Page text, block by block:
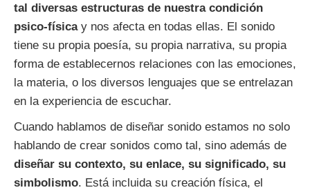
tal diversas estructuras de nuestra condición
psico-físicay nos afecta en todas ellas. El sonido
tiene su propia poesía, su propia narrativa, su propia
forma de establecernos relaciones con las emociones,
la materia, o los diversos lenguajes que se entrelazan
en la experiencia de escuchar.
Cuando hablamos de diseñar sonido estamos no solo
hablando de crear sonidos como tal, sino además de
diseñar su contexto, su enlace, su significado, su
simbolismo. Está incluida su creación física, el